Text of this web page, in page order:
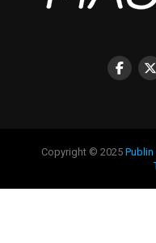
Copyright © 2025